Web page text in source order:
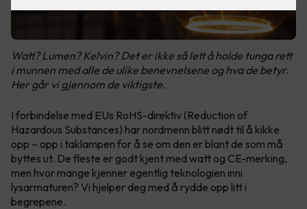
Watt? Lumen? Kelvin? Det er ikke så lett å holde tunga rett
i munnen med alle de ulike benevnelsene og hva de betyr.
Her går vi gjennom de viktigste.
I forbindelse med EUs RoHS-direktiv (Reduction of
Hazardous Substances) har nordmenn blitt nødt til å kikke
opp – opp i taklampen for å se om den er blant de som må
byttes ut. De fleste er godt kjent med watt og CE-merking,
men hvor mange kjenner egentlig teknologien inni
lysarmaturen? Vi hjelper deg med å rydde opp litt i
begrepene.